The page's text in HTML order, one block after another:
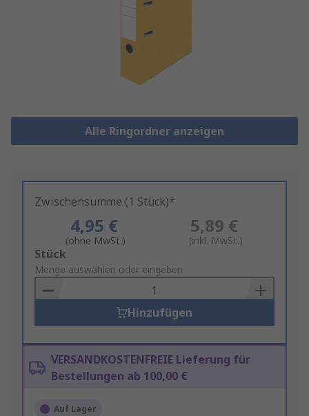
Alle Ringordner anzeigen
Zwischensumme (1 Stück)*
4,95 €
(ohne MwSt.)
5,89 €
(inkl. MwSt.)
Add
to
Basket
Stück
Menge auswählen oder eingeben
Hinzufügen
VERSANDKOSTENFREIE Lieferung für
Bestellungen ab 100,00 €
Auf Lager